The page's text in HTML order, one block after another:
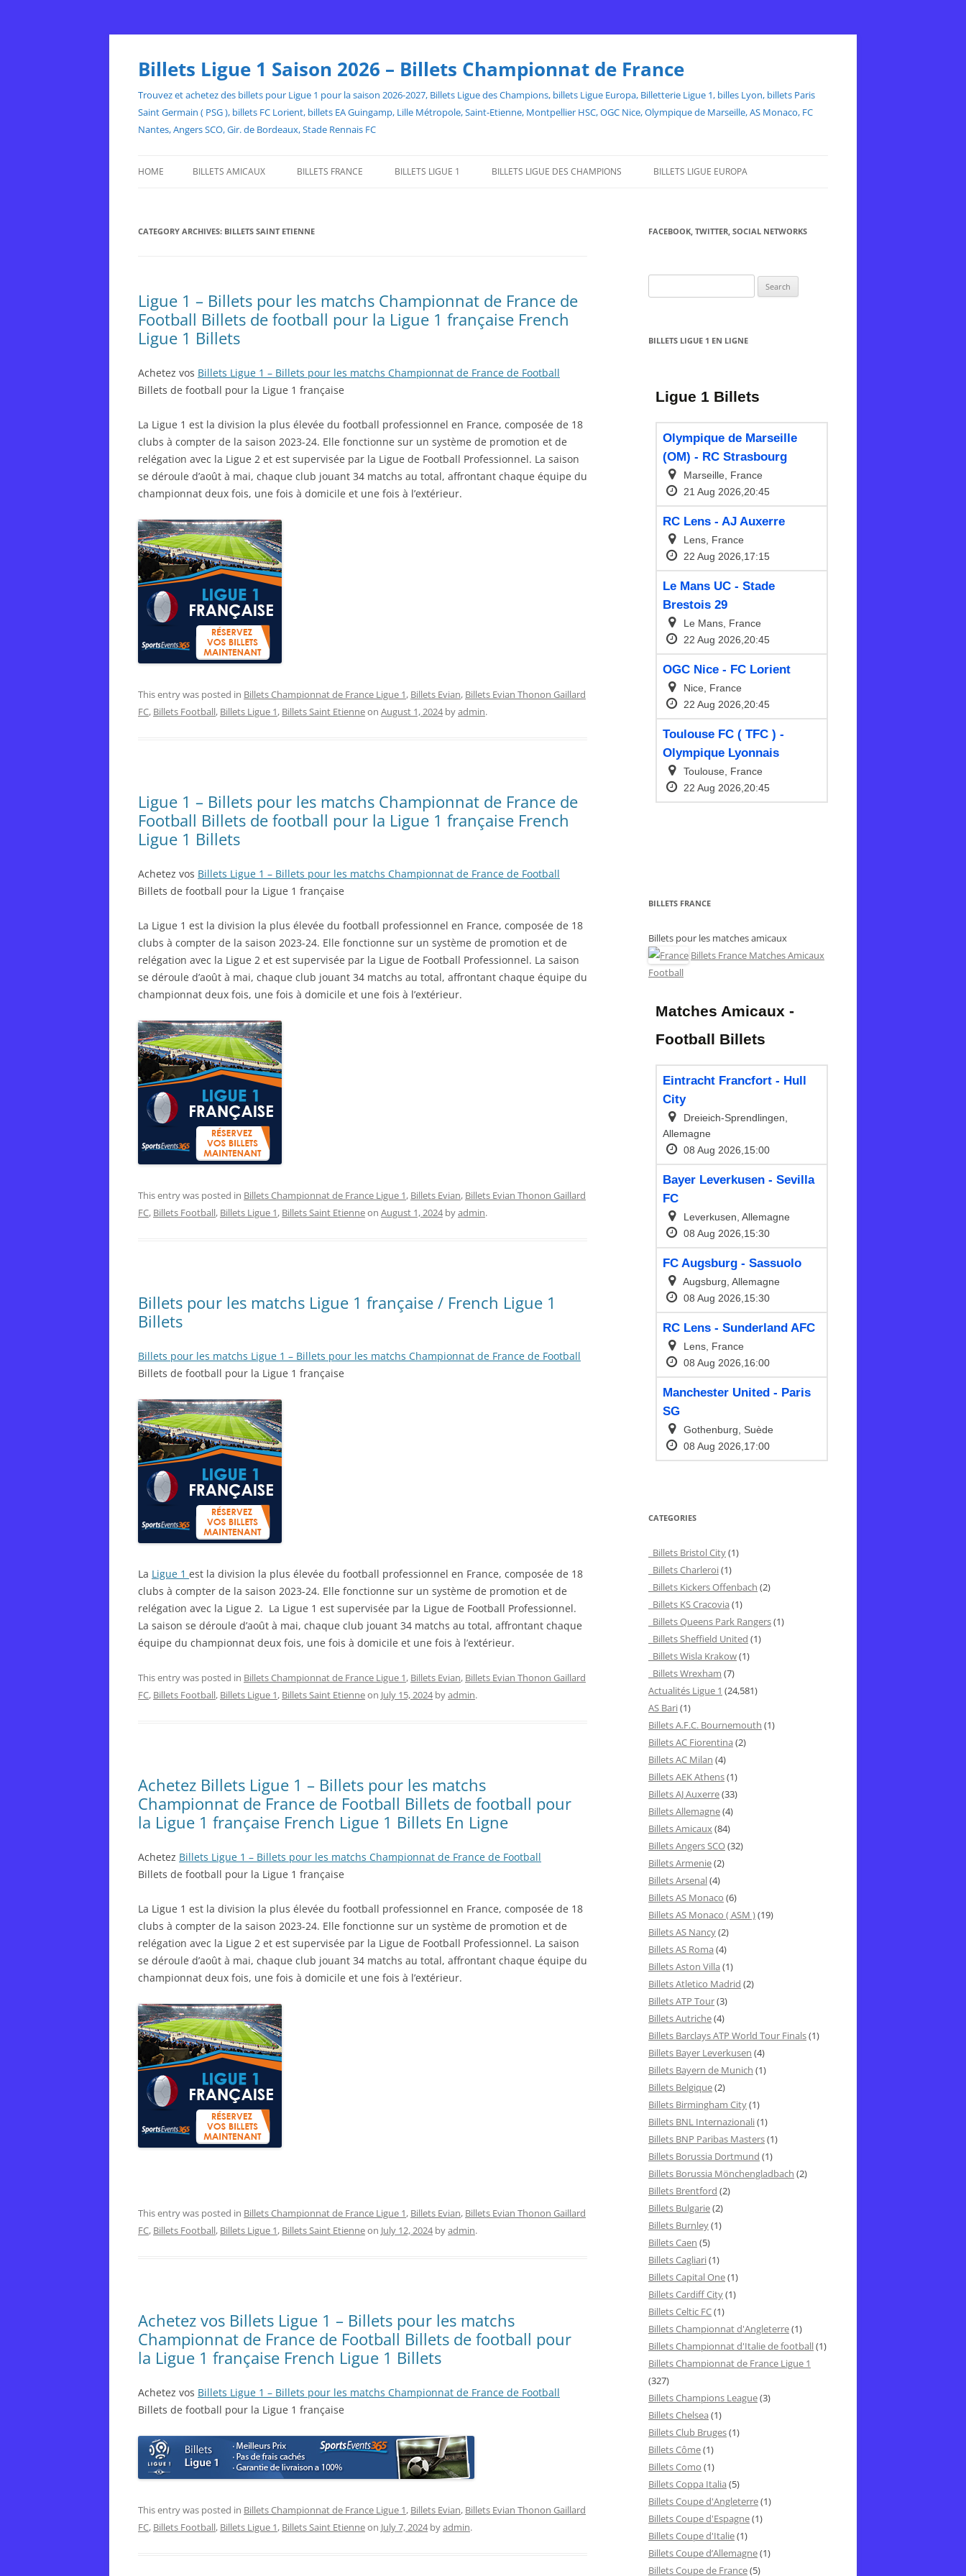
Skip
content
Billets Ligue 1 Saison 2026 – Billets Championnat de France
Trouvez et achetez des billets pour Ligue 1 pour la saison 2026-2027, Billets Ligue des Champions, billets Ligue Europa, Billetterie Ligue 1, billes Lyon, billets Paris
Saint Germain ( PSG ), billets FC Lorient, billets EA Guingamp, Lille Métropole, Saint-Etienne, Montpellier HSC, OGC Nice, Olympique de Marseille, AS Monaco, FC
Nantes, Angers SCO, Gir. de Bordeaux, Stade Rennais FC
HOME BILLETS AMICAUX BILLETS FRANCE BILLETS LIGUE 1 BILLETS LIGUE DES CHAMPIONS BILLETS LIGUE EUROPA
CATEGORY ARCHIVES: BILLETS SAINT ETIENNE
Ligue 1 – Billets pour les matchs Championnat de France de
Football Billets de football pour la Ligue 1 française French
Ligue 1 Billets
Achetez vos Billets Ligue 1 – Billets pour les matchs Championnat de France de Football
Billets de football pour la Ligue 1 française
La Ligue 1 est la division la plus élevée du football professionnel en France, composée de 18
clubs à compter de la saison 2023-24. Elle fonctionne sur un système de promotion et de
relégation avec la Ligue 2 et est supervisée par la Ligue de Football Professionnel. La saison
se déroule d’août à mai, chaque club jouant 34 matchs au total, affrontant chaque équipe du
championnat deux fois, une fois à domicile et une fois à l’extérieur.
This entry was posted in Billets Championnat de France Ligue 1, Billets Evian, Billets Evian Thonon Gaillard
FC, Billets Football, Billets Ligue 1, Billets Saint Etienneon August 1, 2024byadmin.
Ligue 1 – Billets pour les matchs Championnat de France de
Football Billets de football pour la Ligue 1 française French
Ligue 1 Billets
Achetez vos Billets Ligue 1 – Billets pour les matchs Championnat de France de Football
Billets de football pour la Ligue 1 française
La Ligue 1 est la division la plus élevée du football professionnel en France, composée de 18
clubs à compter de la saison 2023-24. Elle fonctionne sur un système de promotion et de
relégation avec la Ligue 2 et est supervisée par la Ligue de Football Professionnel. La saison
se déroule d’août à mai, chaque club jouant 34 matchs au total, affrontant chaque équipe du
championnat deux fois, une fois à domicile et une fois à l’extérieur.
This entry was posted in Billets Championnat de France Ligue 1, Billets Evian, Billets Evian Thonon Gaillard
FC, Billets Football, Billets Ligue 1, Billets Saint Etienneon August 1, 2024byadmin.
Billets pour les matchs Ligue 1 française / French Ligue 1
Billets
Billets pour les matchs Ligue 1 – Billets pour les matchs Championnat de France de Football
Billets de football pour la Ligue 1 française
La Ligue 1 est la division la plus élevée du football professionnel en France, composée de 18
clubs à compter de la saison 2023-24. Elle fonctionne sur un système de promotion et de
relégation avec la Ligue 2. La Ligue 1 est supervisée par la Ligue de Football Professionnel.
La saison se déroule d’août à mai, chaque club jouant 34 matchs au total, affrontant chaque
équipe du championnat deux fois, une fois à domicile et une fois à l’extérieur.
This entry was posted in Billets Championnat de France Ligue 1, Billets Evian, Billets Evian Thonon Gaillard
FC, Billets Football, Billets Ligue 1, Billets Saint Etienneon July 15, 2024byadmin.
Achetez Billets Ligue 1 – Billets pour les matchs
Championnat de France de Football Billets de football pour
la Ligue 1 française French Ligue 1 Billets En Ligne
Achetez Billets Ligue 1 – Billets pour les matchs Championnat de France de Football
Billets de football pour la Ligue 1 française
La Ligue 1 est la division la plus élevée du football professionnel en France, composée de 18
clubs à compter de la saison 2023-24. Elle fonctionne sur un système de promotion et de
relégation avec la Ligue 2 et est supervisée par la Ligue de Football Professionnel. La saison
se déroule d’août à mai, chaque club jouant 34 matchs au total, affrontant chaque équipe du
championnat deux fois, une fois à domicile et une fois à l’extérieur.
This entry was posted in Billets Championnat de France Ligue 1, Billets Evian, Billets Evian Thonon Gaillard
FC, Billets Football, Billets Ligue 1, Billets Saint Etienneon July 12, 2024byadmin.
Achetez vos Billets Ligue 1 – Billets pour les matchs
Championnat de France de Football Billets de football pour
la Ligue 1 française French Ligue 1 Billets
Achetez vos Billets Ligue 1 – Billets pour les matchs Championnat de France de Football
Billets de football pour la Ligue 1 française
This entry was posted in Billets Championnat de France Ligue 1, Billets Evian, Billets Evian Thonon Gaillard
FC, Billets Football, Billets Ligue 1, Billets Saint Etienneon July 7, 2024byadmin.
FACEBOOK, TWITTER, SOCIAL NETWORKS
for:
BILLETS LIGUE 1 EN LIGNE
BILLETS FRANCE
Billets pour les matches amicaux
Billets France Matches Amicaux
Football
CATEGORIES
Billets Bristol City(1)
Billets Charleroi(1)
Billets Kickers Offenbach (2)
Billets KS Cracovia (1)
Billets Queens Park Rangers(1)
Billets Sheffield United (1)
Billets Wisla Krakow(1)
Billets Wrexham (7)
Actualités Ligue 1 (24,581)
AS Bari(1)
Billets A.F.C. Bournemouth (1)
Billets AC Fiorentina (2)
Billets AC Milan (4)
Billets AEK Athens(1)
Billets AJ Auxerre(33)
Billets Allemagne(4)
Billets Amicaux(84)
Billets Angers SCO(32)
Billets Armenie(2)
Billets Arsenal(4)
Billets AS Monaco (6)
Billets AS Monaco ( ASM )(19)
Billets AS Nancy(2)
Billets AS Roma (4)
Billets Aston Villa (1)
Billets Atletico Madrid (2)
Billets ATP Tour(3)
Billets Autriche(4)
Billets Barclays ATP World Tour Finals(1)
Billets Bayer Leverkusen (4)
Billets Bayern de Munich (1)
Billets Belgique(2)
Billets Birmingham City(1)
Billets BNL Internazionali(1)
Billets BNP Paribas Masters(1)
Billets Borussia Dortmund (1)
Billets Borussia Mönchengladbach (2)
Billets Brentford (2)
Billets Bulgarie(2)
Billets Burnley(1)
Billets Caen (5)
Billets Cagliari(1)
Billets Capital One(1)
Billets Cardiff City(1)
Billets Celtic FC(1)
Billets Championnat d'Angleterre(1)
Billets Championnat d'Italie de football(1)
Billets Championnat de France Ligue 1
(327)
Billets Champions League(3)
Billets Chelsea (1)
Billets Club Bruges(1)
Billets Côme(1)
Billets Como (1)
Billets Coppa Italia (5)
Billets Coupe d'Angleterre(1)
Billets Coupe d'Espagne(1)
Billets Coupe d'Italie(1)
Billets Coupe d’Allemagne(1)
Billets Coupe de France(5)